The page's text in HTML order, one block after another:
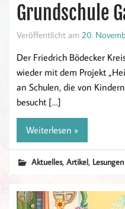
Grundschule
Veröffentlicht am 20.
Der Friedrich Bödecker
wieder mit dem Projekt
an Schulen, die von
besucht […]
Weiterlesen »
Aktuelles,Artikel,